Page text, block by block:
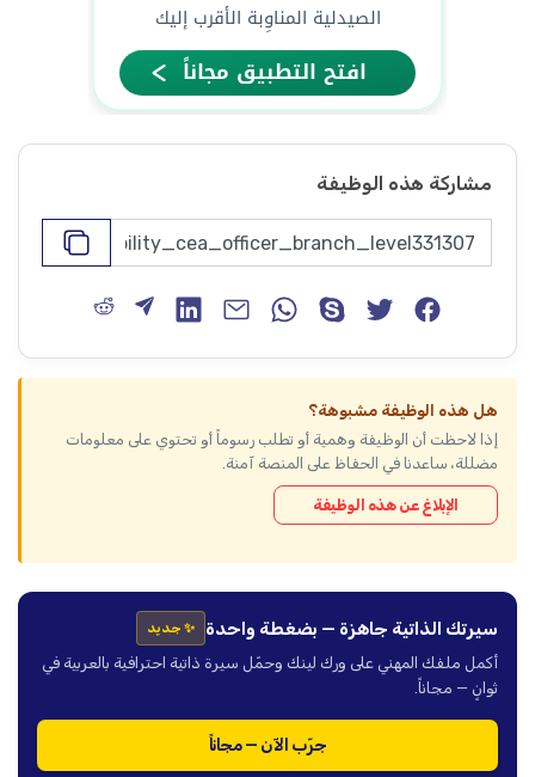
مشاركة هذه الوظيفة
هل هذه الوظيفة مشبوهة؟
إذا لاحظت أن الوظيفة وهمية أو تطلب رسوماً أو تحتوي على معلومات
مضللة، ساعدنا في الحفاظ على المنصة آمنة.
الإبلاغ عن هذه الوظيفة
سيرتك الذاتية جاهزة — بضغطة واحدة ✨ جديد
أكمل ملفك المهني على ورك لينك وحمّل سيرة ذاتية احترافية بالعربية في
ثوانٍ — مجاناً.
جرّب الآن — مجاناً